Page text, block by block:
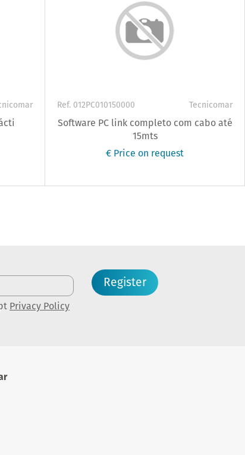
Ref. 012PC010150000 Tecnicomar
Software PC link completo com cabo até
15mts
€ Price on request
Privacy Policy
Register